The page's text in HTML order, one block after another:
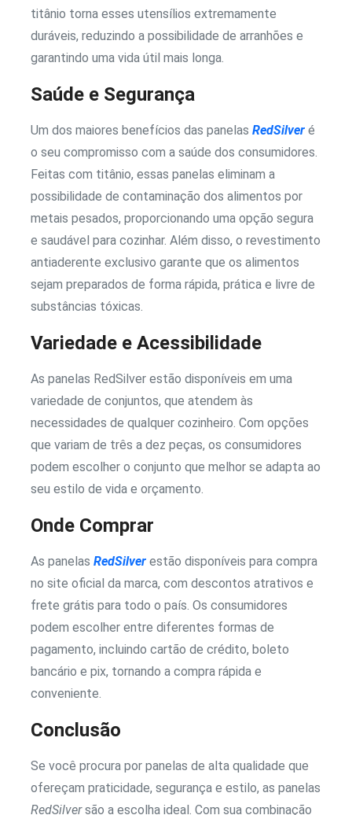
titânio torna esses utensílios extremamente
duráveis, reduzindo a possibilidade de arranhões e
garantindo uma vida útil mais longa.
Saúde e Segurança
Um dos maiores benefícios das panelas RedSilver é
o seu compromisso com a saúde dos consumidores.
Feitas com titânio, essas panelas eliminam a
possibilidade de contaminação dos alimentos por
metais pesados, proporcionando uma opção segura
e saudável para cozinhar. Além disso, o revestimento
antiaderente exclusivo garante que os alimentos
sejam preparados de forma rápida, prática e livre de
substâncias tóxicas.
Variedade e Acessibilidade
As panelas RedSilver estão disponíveis em uma
variedade de conjuntos, que atendem às
necessidades de qualquer cozinheiro. Com opções
que variam de três a dez peças, os consumidores
podem escolher o conjunto que melhor se adapta ao
seu estilo de vida e orçamento.
Onde Comprar
As panelas RedSilver estão disponíveis para compra
no site oficial da marca, com descontos atrativos e
frete grátis para todo o país. Os consumidores
podem escolher entre diferentes formas de
pagamento, incluindo cartão de crédito, boleto
bancário e pix, tornando a compra rápida e
conveniente.
Conclusão
Se você procura por panelas de alta qualidade que
ofereçam praticidade, segurança e estilo, as panelas
RedSilversão a escolha ideal. Com sua combinação